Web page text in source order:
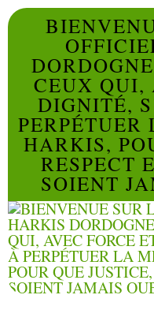
CEUX QUI,
DIGNITÉ,
PERPÉTUER
HARKIS,
RESPECT
SOIENT